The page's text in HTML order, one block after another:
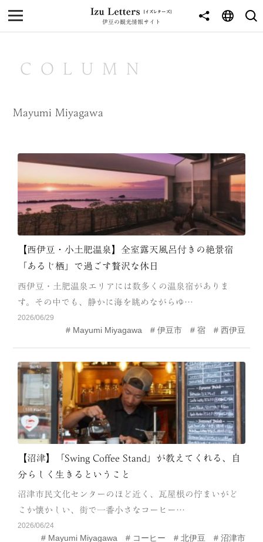
伊豆の観光情報サイト
MENU
NEWS
JOURNEY
西伊豆
南伊豆
北伊豆
中伊豆
CATEGORY
海 岬
池・滝・川 山・公園・棚田
町並み 観光施設
動物と触れ合える場所 カフェ・スイーツ
神社仏閣 食
洞窟・島
ABOUT
COLUMN
Mayumi Miyagawa
【西伊豆・小土肥温泉】全室露天風呂付きの絶景宿
「あるじ栖」で過ごす贅沢な休日
西伊豆・土肥温泉エリアには数多くの温泉宿がありま
す。その中でも、静かに海を眺めながらゆ…
2026/06/29
Mayumi Miyagawa 伊豆市 宿 西伊豆
【沼津】「Swing Coffee Stand」が教えてくれる、自
分らしく生きるということ
沼津市民文化センターのほど近く、瓦屋根の佇まいがど
こか懐かしい、街で一番小さなコーヒー…
2026/06/24
Mayumi Miyagawa コーヒー 北伊豆 沼津市